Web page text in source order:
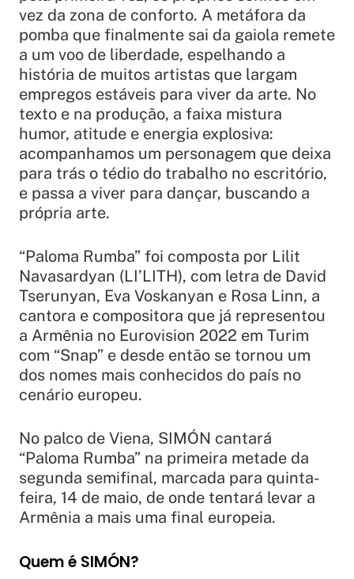
vez da zona de conforto. A metáfora da
pomba que finalmente sai da gaiola remete
a um voo de liberdade, espelhando a
história de muitos artistas que largam
empregos estáveis para viver da arte. No
texto e na produção, a faixa mistura
humor, atitude e energia explosiva:
acompanhamos um personagem que deixa
para trás o tédio do trabalho no escritório,
e passa a viver para dançar, buscando a
própria arte.
“Paloma Rumba” foi composta por Lilit
Navasardyan (LI’LITH), com letra de David
Tserunyan, Eva Voskanyan e Rosa Linn, a
cantora e compositora que já representou
a Armênia no Eurovision 2022 em Turim
com “Snap” e desde então se tornou um
dos nomes mais conhecidos do país no
cenário europeu.
No palco de Viena, SIMÓN cantará
“Paloma Rumba” na primeira metade da
segunda semifinal, marcada para quinta-
feira, 14 de maio, de onde tentará levar a
Armênia a mais uma final europeia.
Quem é SIMÓN?